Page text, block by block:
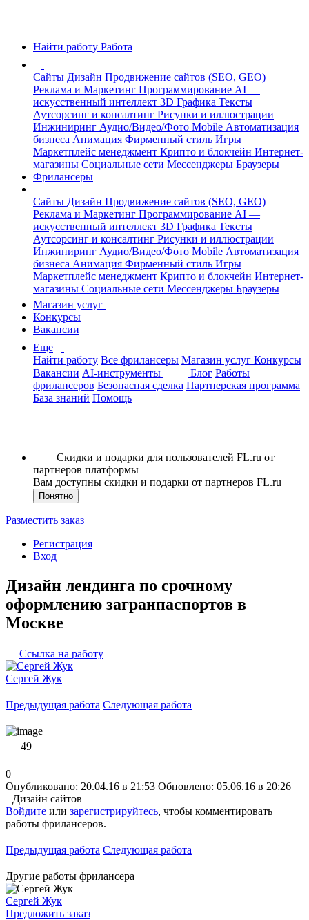
Найти работу Работа
Сайты Дизайн Продвижение сайтов (SEO, GEO)
Реклама и Маркетинг Программирование AI —
искусственный интеллект 3D Графика Тексты
Аутсорсинг и консалтинг Рисунки и иллюстрации
Инжиниринг Аудио/Видео/Фото Mobile Автоматизация
бизнеса Анимация Фирменный стиль Игры
Маркетплейс менеджмент Крипто и блокчейн Интернет-
магазины Социальные сети Мессенджеры Браузеры
Фрилансеры
Сайты Дизайн Продвижение сайтов (SEO, GEO)
Реклама и Маркетинг Программирование AI —
искусственный интеллект 3D Графика Тексты
Аутсорсинг и консалтинг Рисунки и иллюстрации
Инжиниринг Аудио/Видео/Фото Mobile Автоматизация
бизнеса Анимация Фирменный стиль Игры
Маркетплейс менеджмент Крипто и блокчейн Интернет-
магазины Социальные сети Мессенджеры Браузеры
Магазин услуг
Конкурсы
Вакансии
Еще
Найти работу Все фрилансеры Магазин услуг Конкурсы
Вакансии AI-инструменты Блог Работы
фрилансеров Безопасная сделка Партнерская программа
База знаний Помощь
Скидки и подарки для пользователей FL.ru от
партнеров платформы
Вам доступны скидки и подарки от партнеров FL.ru
Понятно
Разместить заказ
Регистрация
Вход
Дизайн лендинга по срочному
оформлению загранпаспортов в
Москве
Ссылка на работу
Сергей Жук
Предыдущая работа Следующая работа
49
0
Опубликовано: 20.04.16 в 21:53 Обновлено: 05.06.16 в 20:26
Дизайн сайтов
Войдите или зарегистрируйтесь, чтобы комментировать
работы фрилансеров.
Предыдущая работа Следующая работа
Другие работы фрилансера
Сергей Жук
Предложить заказ